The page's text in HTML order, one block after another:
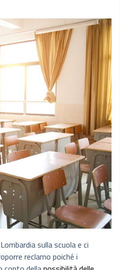
sulla scuola e ci
reclamo poiché i